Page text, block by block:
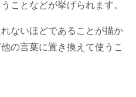
ことなどが挙げられます。
ないほどであることが描か
の言葉に置き換えて使うこ